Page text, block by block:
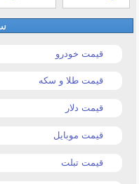
قیمت خودرو
قیمت طلا و سکه
قیمت دلار
قیمت موبایل
قیمت تبلت